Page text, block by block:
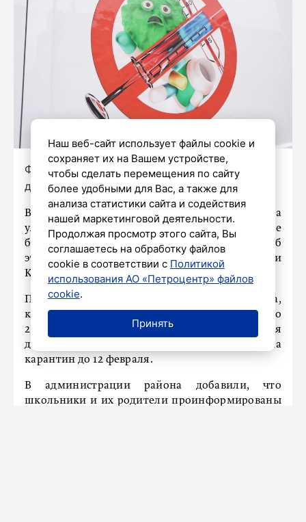
Фото: Роман Пименов / «Петербургский
дневник»
В понедельник, 10 февраля, школу №349 на
улице Осипенко закрыли на карантин. Решение
было принято из-за распространения ОРВИ. Об
этом рассказали в пресс-службе администрации
Красногвардейского района.
По информации местного правительства,
количество заболевших учеников превысило
25%, что стало основанием для принятия
данного решения. Учреждение было закрыто на
карантин до 12 февраля.
В администрации района добавили, что
школьники и их родители проинформированы
Наш веб-сайт использует файлы cookie и
сохраняет их на Вашем устройстве,
чтобы сделать перемещения по сайту
более удобными для Вас, а также для
анализа статистики сайта и содействия
нашей маркетинговой деятельности.
Продолжая просмотр этого сайта, Вы
соглашаетесь на обработку файлов
cookie в соответствии с Политикой
использования АО «Петроцентр» файлов
cookie.
Принять